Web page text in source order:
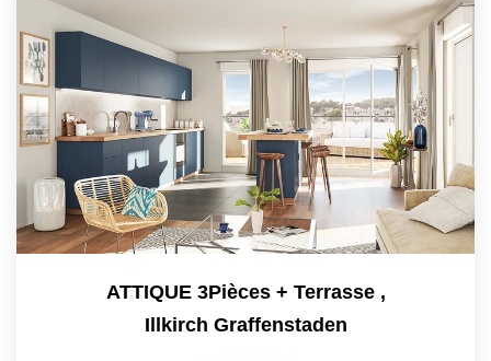
EXTRANET GESTION
ATTIQUE 3Pièces + Terrasse ,
Illkirch Graffenstaden